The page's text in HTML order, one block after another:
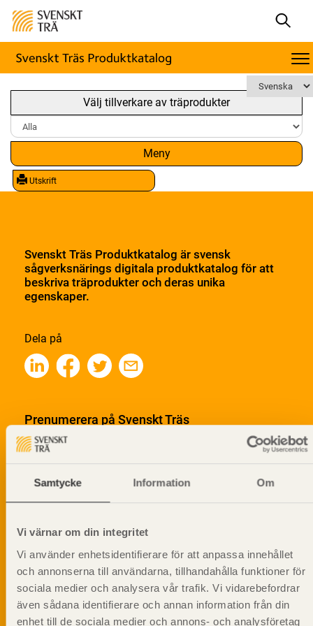
Samtycke Information Om
Vi värnar om din integritet
Vi använder enhetsidentifierare för att anpassa innehållet
och annonserna till användarna, tillhandahålla funktioner för
sociala medier och analysera vår trafik. Vi vidarebefordrar
även sådana identifierare och annan information från din
enhet till de sociala medier och annons- och analysföretag
Välj tillverkare av träprodukter
Meny
Utskrift
Svenskt Träs Produktkatalog är svensk
sågverksnärings digitala produktkatalog för att
beskriva träprodukter och deras unika
egenskaper.
Dela på
Prenumerera på Svenskt Träs
informationsutskick!